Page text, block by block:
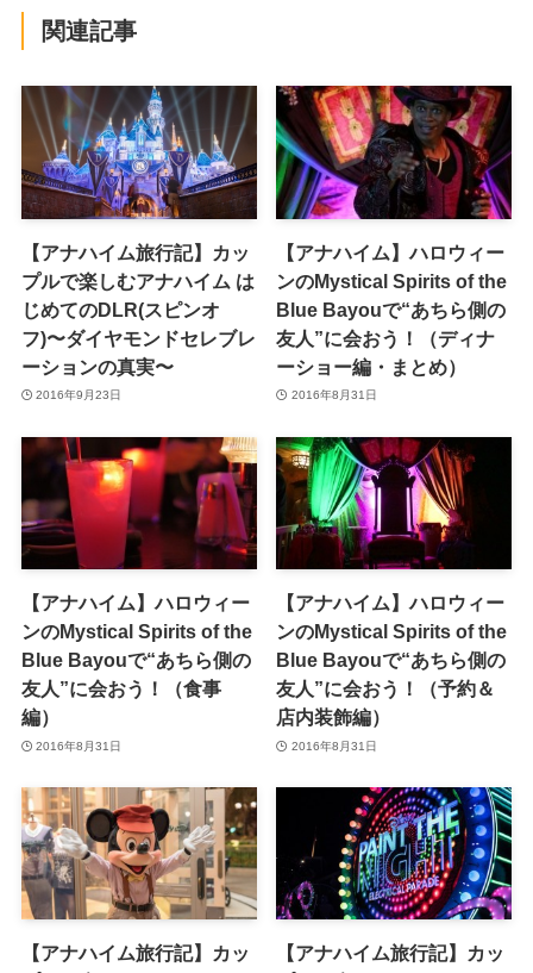
関連記事
【アナハイム旅行記】カッ
プルで楽しむアナハイム は
じめてのDLR(スピンオ
フ)〜ダイヤモンドセレブレ
ーションの真実〜
2016年9月23日
【アナハイム】ハロウィー
ンのMystical Spirits of the
Blue Bayouで“あちら側の
友人”に会おう！（ディナ
ーショー編・まとめ）
2016年8月31日
【アナハイム】ハロウィー
ンのMystical Spirits of the
Blue Bayouで“あちら側の
友人”に会おう！（食事
編）
2016年8月31日
【アナハイム】ハロウィー
ンのMystical Spirits of the
Blue Bayouで“あちら側の
友人”に会おう！（予約＆
店内装飾編）
2016年8月31日
【アナハイム旅行記】カッ
【アナハイム旅行記】カッ